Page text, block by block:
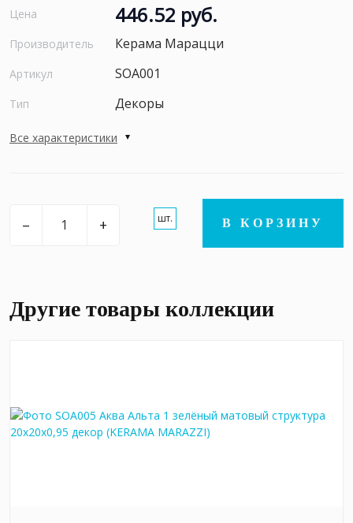
Цена 446.52 руб.
Производитель Керама Марацци
Артикул SOA001
Тип Декоры
Все характеристики
– + шт. В КОРЗИНУ
Другие товары коллекции